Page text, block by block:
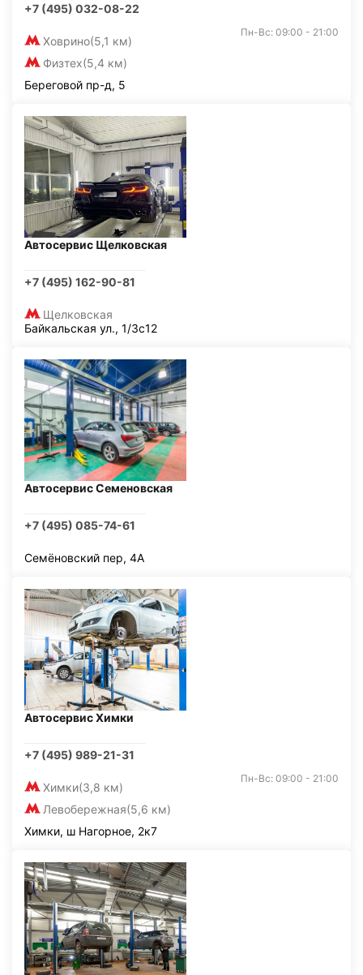
+7 (495) 032-08-22
Ховрино(5,1 км)
Физтех(5,4 км)
Пн-Вс: 09:00 - 21:00
Береговой пр-д, 5
Автосервис Щелковская
+7 (495) 162-90-81
Щелковская
Байкальская ул., 1/3с12
Автосервис Семеновская
+7 (495) 085-74-61
Семёновский пер, 4А
Автосервис Химки
+7 (495) 989-21-31
Химки(3,8 км)
Левобережная(5,6 км)
Пн-Вс: 09:00 - 21:00
Химки, ш Нагорное, 2к7